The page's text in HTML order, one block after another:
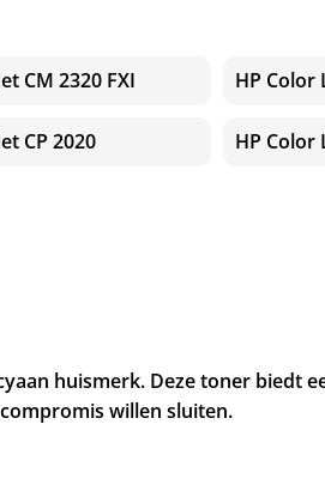
CM 2320 FXI HP Color
CP 2020 HP Color
huismerk. Deze toner biedt
willen sluiten.